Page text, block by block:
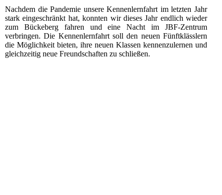
Nachdem die Pandemie unsere Kennenlernfahrt im letzten Jahr
stark eingeschränkt hat, konnten wir dieses Jahr endlich wieder
zum Bückeberg fahren und eine Nacht im JBF-Zentrum
verbringen. Die Kennenlernfahrt soll den neuen Fünftklässlern
die Möglichkeit bieten, ihre neuen Klassen kennenzulernen und
gleichzeitig neue Freundschaften zu schließen.